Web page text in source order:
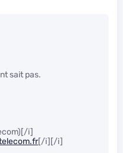
sait pas.
i]
[/i][/i]